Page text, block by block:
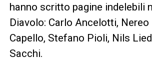
hanno scritto pagine indelebili
Diavolo: Carlo Ancelotti, Nereo
Capello, Stefano Pioli, Nils
Sacchi.